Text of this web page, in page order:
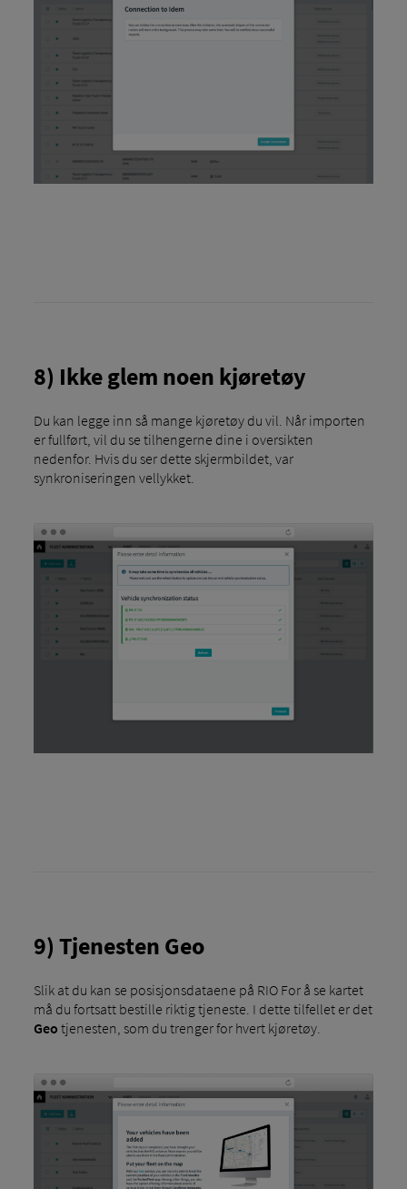
8) Ikke glem noen kjøretøy
Du kan legge inn så mange kjøretøy du vil. Når importen
er fullført, vil du se tilhengerne dine i oversikten
nedenfor. Hvis du ser dette skjermbildet, var
synkroniseringen vellykket.
9) Tjenesten Geo
Slik at du kan se posisjonsdataene på RIO For å se kartet
må du fortsatt bestille riktig tjeneste. I dette tilfellet er det
Geo tjenesten, som du trenger for hvert kjøretøy.